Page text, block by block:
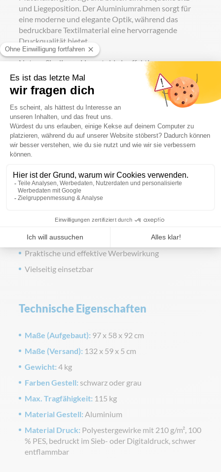
und Liegeposition. Der Aluminiumrahmen sorgt für
eine moderne und elegante Optik, während das
bedruckbare Textilmaterial eine hervorragende
Druckqualität bietet.
Nutzen Sie diesen Liegestuhl als effektives
Werbeinstrument auf Messen und Veranstaltungen.
Der bedruckbare Stoff bietet eine ideale Fläche für
Ihre individuelle Werbebotschaft, um Ihre Marke zu
präsentieren und potenzielle Kunden anzulocken.
Unser Liegestuhl ist auch ein ideales Geschenk für
Kunden oder Mitarbeiter. Lassen Sie Ihren
Firmennamen oder Ihr Logo auf den Stuhl drucken
und schaffen Sie so ein bleibendes Werbegeschenk,
Neuauflage mit klassischem Charme
Garantierte Wirkung
Fotogleiche Druckqualität
Praktische und effektive Werbewirkung
Vielseitig einsetzbar
Technische Eigenschaften
Maße (Aufgebaut): 97 x 58 x 92 cm
Maße (Versand): 132 x 59 x 5 cm
Gewicht: 4 kg
Farben Gestell: schwarz oder grau
Max. Tragfähigkeit: 115 kg
Material Gestell: Aluminium
Material Druck: Polyestergewirke mit 210 g/m², 100
% PES, bedruckt im Sieb- oder Digitaldruck, schwer
entflammbar